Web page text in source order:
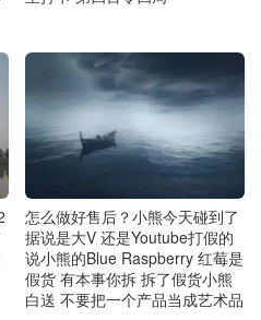
怎么做好售后？小熊今天碰到了
据说是大V 还是Youtube打假的
说小熊的Blue Raspberry 红莓是
假货 有本事你拆 拆了假货小熊
白送 不要把一个产品当成艺术品